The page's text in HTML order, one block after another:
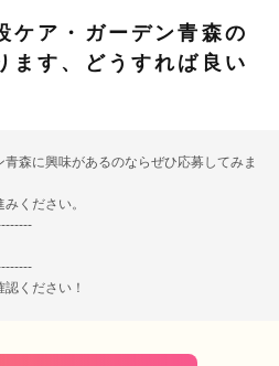
ケア・ガーデン青森の
ます、どうすれば良い
森に興味があるのならぜひ応募してみま
ください。
認ください！